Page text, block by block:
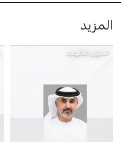
المزيد
الشؤون الحكومية